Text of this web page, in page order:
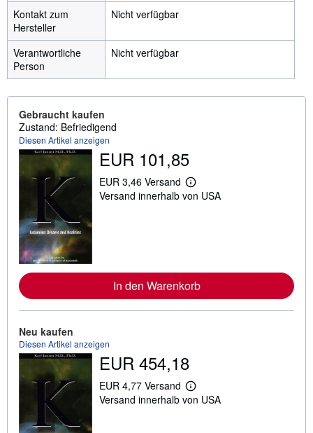
Kontakt zum
Hersteller
Nicht verfügbar
Verantwortliche
Person
Nicht verfügbar
Gebraucht kaufen
Zustand: Befriedigend
Diesen Artikel anzeigen
EUR 101,85
EUR 3,46 Versand
W
e
n
o
r
m
n
z
Versand innerhalb von USA
In den Warenkorb
Neu kaufen
Diesen Artikel anzeigen
EUR 454,18
EUR 4,77 Versand
W
e
Versand innerhalb von USA